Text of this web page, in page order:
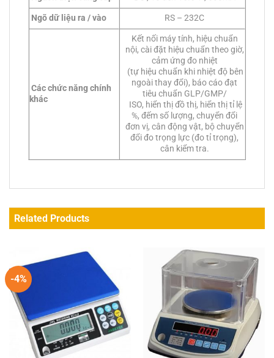
Ngõ dữ liệu ra / vào
RS – 232C
Các chức năng chính
khác
Kết nối máy tính, hiệu chuẩn
nội, cài đặt hiệu chuẩn theo giờ,
cảm ứng đo nhiệt
(tự hiệu chuẩn khi nhiệt độ bên
ngoài thay đổi), báo cáo đạt
tiêu chuẩn GLP/GMP/
ISO, hiển thị đồ thị, hiển thị tỉ lệ
%, đếm số lượng, chuyển đổi
đơn vị, cân động vật, bộ chuyển
đổi đo trọng lực (đo tỉ trọng),
cân kiểm tra.
Related Products
-4%